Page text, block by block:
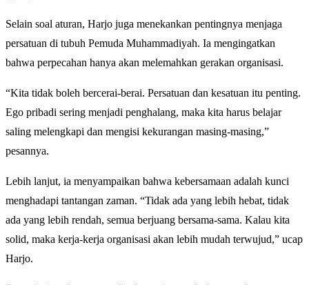
Selain soal aturan, Harjo juga menekankan pentingnya menjaga
persatuan di tubuh Pemuda Muhammadiyah. Ia mengingatkan
bahwa perpecahan hanya akan melemahkan gerakan organisasi.
“Kita tidak boleh bercerai-berai. Persatuan dan kesatuan itu penting.
Ego pribadi sering menjadi penghalang, maka kita harus belajar
saling melengkapi dan mengisi kekurangan masing-masing,”
pesannya.
Lebih lanjut, ia menyampaikan bahwa kebersamaan adalah kunci
menghadapi tantangan zaman. “Tidak ada yang lebih hebat, tidak
ada yang lebih rendah, semua berjuang bersama-sama. Kalau kita
solid, maka kerja-kerja organisasi akan lebih mudah terwujud,” ucap
Harjo.